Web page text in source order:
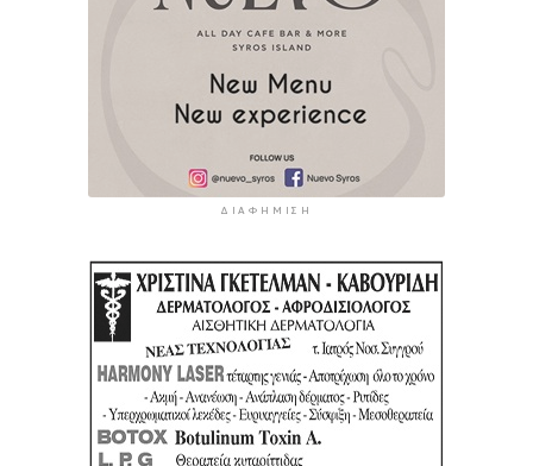
ΔΙΑΦΉΜΙΣΗ